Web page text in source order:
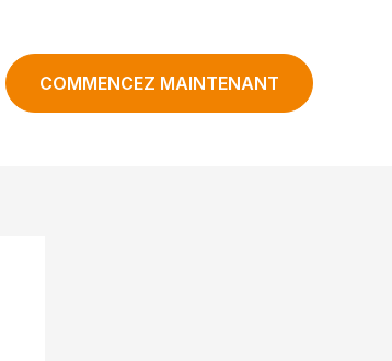
COMMENCEZ MAINTENANT